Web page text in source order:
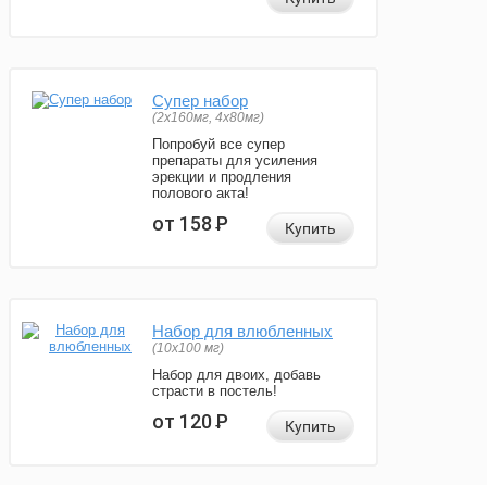
Супер набор
(2х160мг, 4х80мг)
Попробуй все супер
препараты для усиления
эрекции и продления
полового акта!
от 158Р Купить
Набор для влюбленных
(10х100 мг)
Набор для двоих, добавь
страсти в постель!
от 120Р Купить